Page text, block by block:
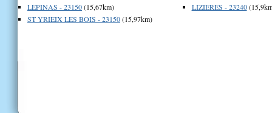
LEPINAS - 23150(15,67km)
ST YRIEIX LES BOIS - 23150(15,97km)
LIZIERES - 23240